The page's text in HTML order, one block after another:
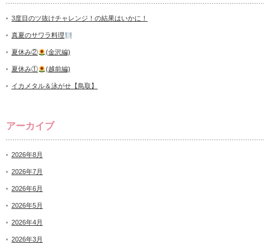
3度目のツ抜けチャレンジ！の結果はいかに！
真夏のサワラ料理
夏休み② (金沢編)
夏休み① (越前編)
イカメタル＆泳がせ【鳥取】
アーカイブ
2026年8月
2026年7月
2026年6月
2026年5月
2026年4月
2026年3月